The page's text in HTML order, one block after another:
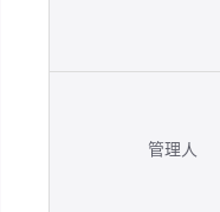
管理人